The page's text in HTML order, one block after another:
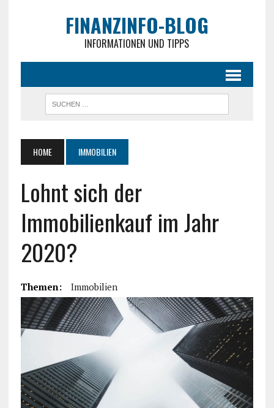
FINANZINFO-BLOG
INFORMATIONEN UND TIPPS
HOME IMMOBILIEN
Lohnt sich der
Immobilienkauf im Jahr
2020?
Themen: Immobilien